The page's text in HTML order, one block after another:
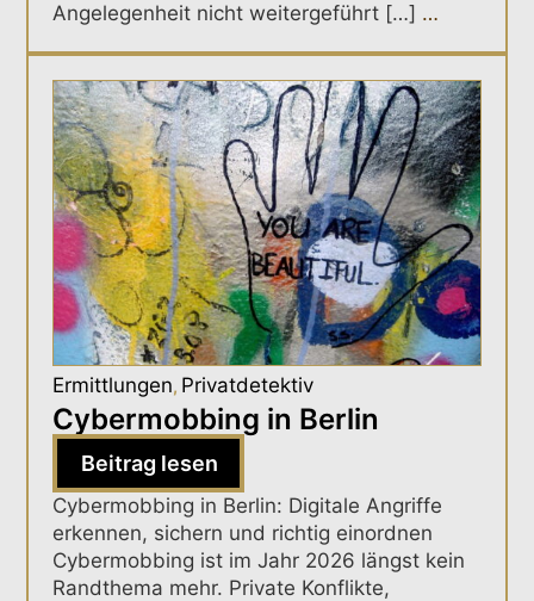
Angelegenheit nicht weitergeführt […] …
Ermittlungen, Privatdetektiv
Cybermobbing in Berlin
Beitrag lesen
Cybermobbing in Berlin: Digitale Angriffe
erkennen, sichern und richtig einordnen
Cybermobbing ist im Jahr 2026 längst kein
Randthema mehr. Private Konflikte,